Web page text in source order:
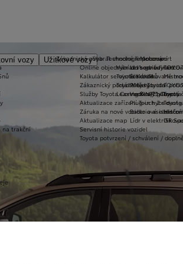
vozy
Užitkové vozyVybrat vhodné financování
Vybrat vhodné
Toyota Kredit
Toyota Easy
Leasing KINTO One
na trakční
Zákaznická zóna
Online objednání do servisu
Kalkulátor servisních úkonů
Zákaznický portál Moje Toyota
Služby Toyota Connected/MyToyota
Aktualizace zařízení Touch 2 s
Záruka na nové vozidlo a asistenční
Aktualizace map
Servisní historie vozidel
Toyota potvrzení / schválení /
Technologie pohonu
Let's go beyond
Elektrifikované
Plně hybridní
Vodíkový palivový
Plug-in hybrid
Bateriové
Lídr v
Motorsport
GR